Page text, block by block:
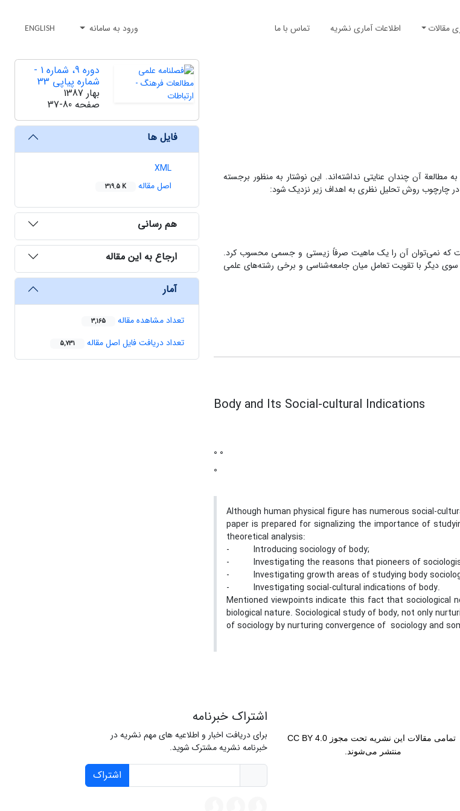
مقالات اطلاعات آماری نشریه تماس با ما ورود به سامانه ENGLISH
آن چندان عنایتی نداشته‌اند. این نوشتار به منظور برجسته
چارچوب روش تحلیل نظری به اهداف زیر نزدیک شود:
است که نمی‌توان آن را یک ماهیت صرفاً زیستی و جسمی محسوب کرد.
دیگر با تقویت تعامل میان جامعه‌شناسی و برخی رشته‌های علمی
Body and Its Social-cultural Indications
0 0
0
Although human physical figure has numerous social-
paper is prepared for signalizing the importance of
theoretical analysis:
- Introducing sociology of body;
- Investigating the reasons that pioneers of
- Investigating growth areas of studying body
- Investigating social-cultural indications of body.
Mentioned viewpoints indicate this fact that sociological
biological nature. Sociological study of body, not only
of sociology by nurturing convergence of sociology and
دوره 9، شماره 1 -
شماره پیاپی 33
بهار 1387
صفحه 37-80
فایل ها
XML
اصل مقاله
319.5 K
هم رسانی
ارجاع به این مقاله
آمار
تعداد مشاهده مقاله 3,165
تعداد دریافت فایل اصل مقاله 5,731
تمامی مقالات این نشریه تحت مجوز CC BY 4.0
منتشر می‌شوند.
اشتراک خبرنامه
برای دریافت اخبار و اطلاعیه های مهم نشریه در
خبرنامه نشریه مشترک شوید.
اشتراک